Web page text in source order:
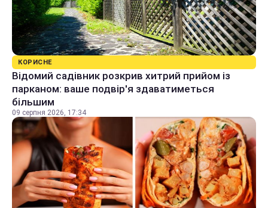
КОРИСНЕ
Відомий садівник розкрив хитрий прийом із
парканом: ваше подвір'я здаватиметься
більшим
09 серпня 2026, 17:34